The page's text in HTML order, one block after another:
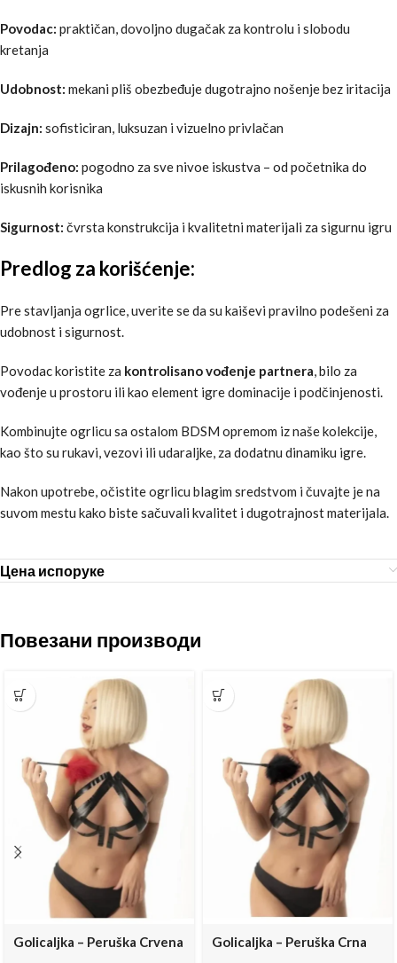
Povodac: praktičan, dovoljno dugačak za kontrolu i slobodu
kretanja
Udobnost: mekani pliš obezbeđuje dugotrajno nošenje bez iritacija
Dizajn: sofisticiran, luksuzan i vizuelno privlačan
Prilagođeno: pogodno za sve nivoe iskustva – od početnika do
iskusnih korisnika
Sigurnost: čvrsta konstrukcija i kvalitetni materijali za sigurnu igru
Predlog za korišćenje:
Pre stavljanja ogrlice, uverite se da su kaiševi pravilno podešeni za
udobnost i sigurnost.
Povodac koristite za kontrolisano vođenje partnera, bilo za
vođenje u prostoru ili kao element igre dominacije i podčinjenosti.
Kombinujte ogrlicu sa ostalom BDSM opremom iz naše kolekcije,
kao što su rukavi, vezovi ili udaraljke, za dodatnu dinamiku igre.
Nakon upotrebe, očistite ogrlicu blagim sredstvom i čuvajte je na
suvom mestu kako biste sačuvali kvalitet i dugotrajnost materijala.
Цена испоруке
Повезани производи
Golicaljka – Peruška Crvena Golicaljka – Peruška Crna